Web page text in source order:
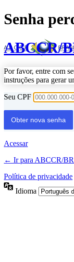
Senha
ABCCR/
Por favor, entre com
instruções para gerar
Seu CPF
Acessar
← Ir para ABCCR/
Política de privacidade
Idioma